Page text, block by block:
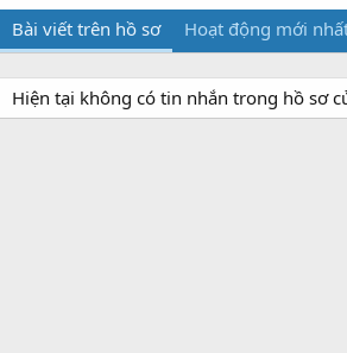
Bài viết trên hồ sơ Hoạt động mới
Hiện tại không có tin nhắn trong hồ sơ